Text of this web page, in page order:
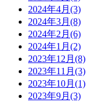
2024年4月(3)
2024年3月(8)
2024年2月(6)
2024年1月(2)
2023年12月(8)
2023年11月(3)
2023年10月(1)
2023年9月(3)